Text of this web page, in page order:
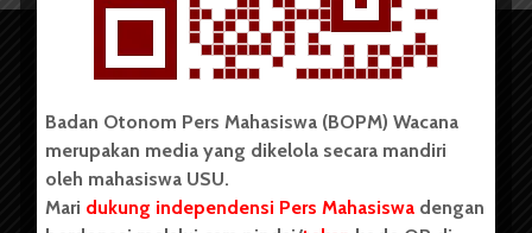
Badan Otonom Pers Mahasiswa (BOPM) Wacana
merupakan media yang dikelola secara mandiri
oleh mahasiswa USU.
Mari dukung independensi Pers Mahasiswa dengan